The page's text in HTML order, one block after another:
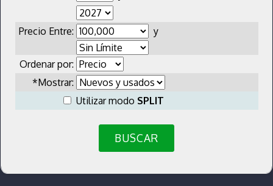
Precio Entre: y
Ordenar por:
*Mostrar:
Utilizar modo SPLIT
BUSCAR